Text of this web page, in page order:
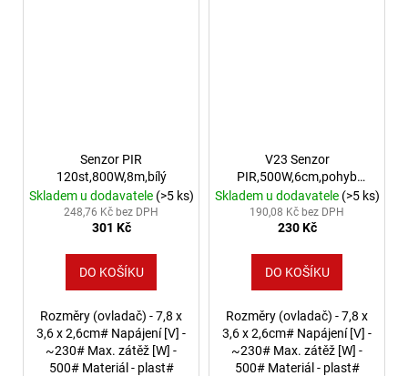
Senzor PIR
120st,800W,8m,bílý
Skladem u dodavatele (>5 ks)
248,76 Kč bez DPH
301 Kč
DO KOŠÍKU
Rozměry (ovladač) - 7,8 x
3,6 x 2,6cm# Napájení [V] -
~230# Max. zátěž [W] -
500# Materiál - plast#
V23 Senzor
PIR,500W,6cm,pohyb
dveří
Skladem u dodavatele (>5 ks)
190,08 Kč bez DPH
230 Kč
DO KOŠÍKU
Rozměry (ovladač) - 7,8 x
3,6 x 2,6cm# Napájení [V] -
~230# Max. zátěž [W] -
500# Materiál - plast#